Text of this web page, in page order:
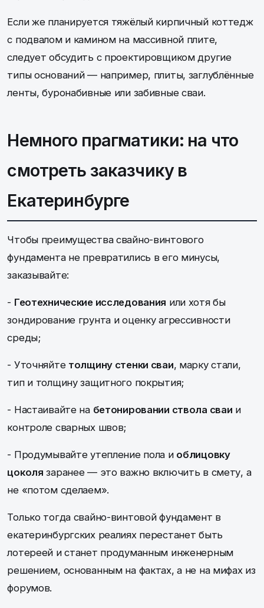
Если же планируется тяжёлый кирпичный коттедж
с подвалом и камином на массивной плите,
следует обсудить с проектировщиком другие
типы оснований — например, плиты, заглублённые
ленты, буронабивные или забивные сваи.
Немного прагматики: на что
смотреть заказчику в
Екатеринбурге
Чтобы преимущества свайно-винтового
фундамента не превратились в его минусы,
заказывайте:
- Геотехнические исследования или хотя бы
зондирование грунта и оценку агрессивности
среды;
- Уточняйте толщину стенки сваи, марку стали,
тип и толщину защитного покрытия;
- Настаивайте на бетонировании ствола сваи и
контроле сварных швов;
- Продумывайте утепление пола и облицовку
цоколя заранее — это важно включить в смету, а
не «потом сделаем».
Только тогда свайно-винтовой фундамент в
екатеринбургских реалиях перестанет быть
лотереей и станет продуманным инженерным
решением, основанным на фактах, а не на мифах из
форумов.